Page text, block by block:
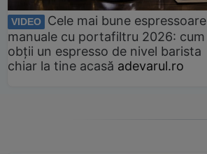
VIDEO
Cele mai bune espressoare
manuale cu portafiltru 2026: cum
obții un espresso de nivel barista
chiar la tine acasă adevarul.ro